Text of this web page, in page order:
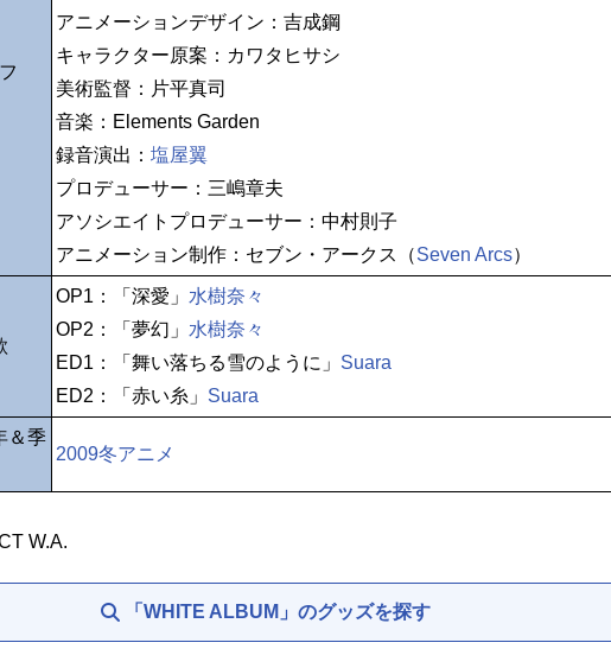
アニメーションデザイン：吉成鋼
キャラクター原案：カワタヒサシ
美術監督：片平真司
音楽：Elements Garden
録音演出： 塩屋翼
プロデューサー：三嶋章夫
アソシエイトプロデューサー：中村則子
アニメーション制作：セブン・アークス（Seven Arcs）
OP1：「深愛」 水樹奈々
OP2：「夢幻」 水樹奈々
ED1：「舞い落ちる雪のように」 Suara
ED2：「赤い糸」 Suara
＆季
2009冬アニメ
W.A.
「WHITE ALBUM」のグッズを探す